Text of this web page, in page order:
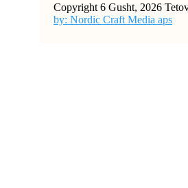
Copyright 6 Gusht, 2026
by: Nordic Craft Media aps